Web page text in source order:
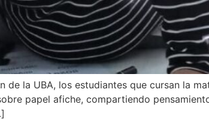
la UBA, los estudiantes que cursan la
papel afiche, compartiendo